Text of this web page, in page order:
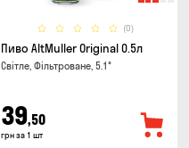
(0)
Пиво AltMuller Original 0.5л
Світле, Фільтроване, 5.1°
39,50
грн за 1 шт